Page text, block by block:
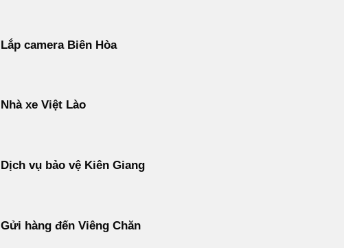
Lắp camera Biên Hòa
Nhà xe Việt Lào
Dịch vụ bảo vệ Kiên Giang
Gửi hàng đến Viêng Chăn